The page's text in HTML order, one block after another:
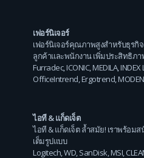
เฟอร์นิเจอร์
เฟอร์นิเจอร์คุณภาพสูงสำหรับธุรกิ
ลูกค้าและพนักงาน เพิ่มประสิทธิภา
Furradec,ICONIC,MEDILA,INDEX
OfficeIntrend,Ergotrend,
ไอที & แก็ดเจ็ต
ไอที & แก็ดเจ็ต ล้ำสมัย! เราพร้อ
เต็มรูปแบบ
Logitech,WD,SanDisk,MSI,